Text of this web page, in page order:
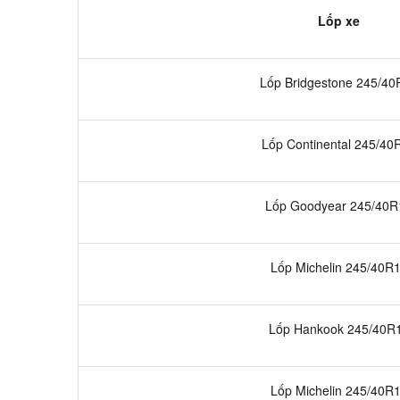
Lốp xe
Lốp Bridgestone 245/
Lốp Continental 245/
Lốp Goodyear 245/
Lốp Michelin 245/
Lốp Hankook 245/
Lốp Michelin 245/